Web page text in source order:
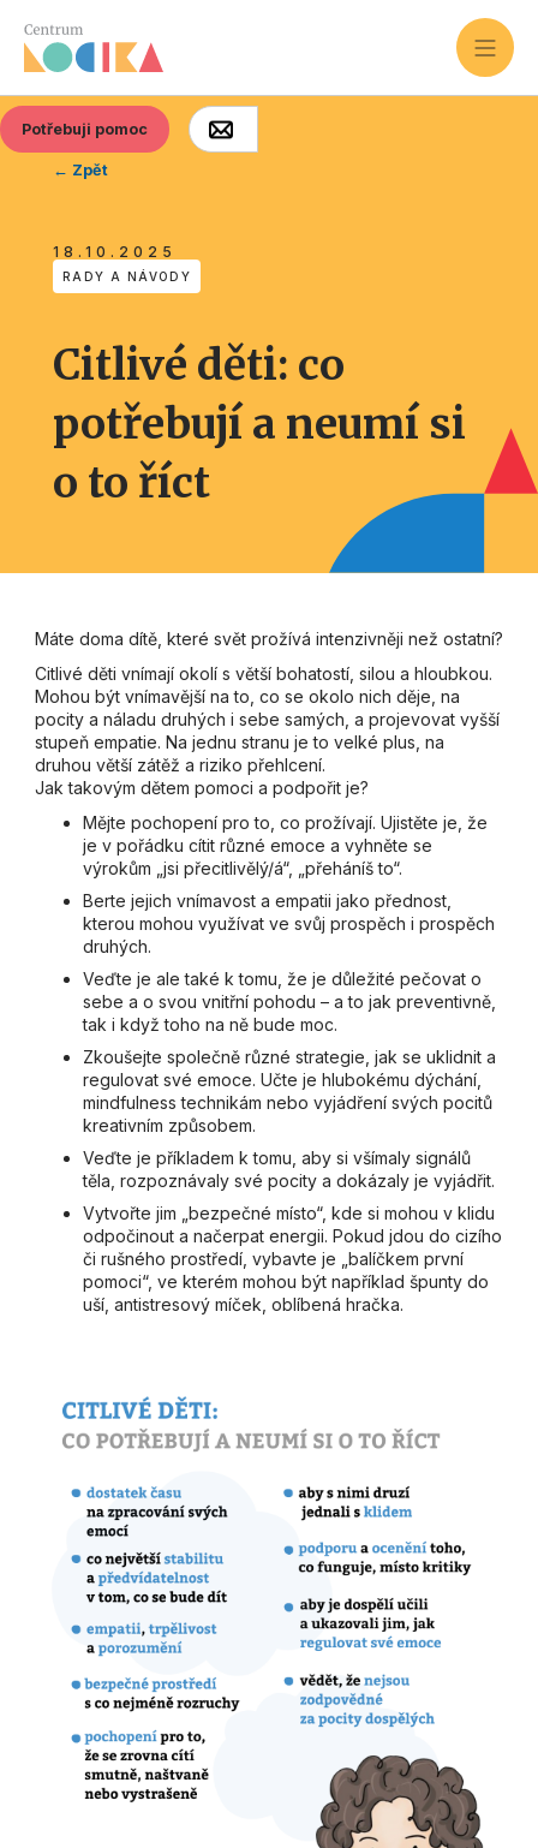
Potřebuji pomoc
← Zpět
18.10.2025
RADY A NÁVODY
Citlivé děti: co
potřebují a neumí si
o to říct
Máte doma dítě, které svět prožívá intenzivněji než ostatní?
Citlivé děti vnímají okolí s větší bohatostí, silou a hloubkou.
Mohou být vnímavější na to, co se okolo nich děje, na
pocity a náladu druhých i sebe samých, a projevovat vyšší
stupeň empatie. Na jednu stranu je to velké plus, na
druhou větší zátěž a riziko přehlcení.
Jak takovým dětem pomoci a podpořit je?
Mějte pochopení pro to, co prožívají. Ujistěte je, že
je v pořádku cítit různé emoce a vyhněte se
výrokům „jsi přecitlivělý/á“, „přeháníš to“.
Berte jejich vnímavost a empatii jako přednost,
kterou mohou využívat ve svůj prospěch i prospěch
druhých.
Veďte je ale také k tomu, že je důležité pečovat o
sebe a o svou vnitřní pohodu – a to jak preventivně,
tak i když toho na ně bude moc.
Zkoušejte společně různé strategie, jak se uklidnit a
regulovat své emoce. Učte je hlubokému dýchání,
mindfulness technikám nebo vyjádření svých pocitů
kreativním způsobem.
Veďte je příkladem k tomu, aby si všímaly signálů
těla, rozpoznávaly své pocity a dokázaly je vyjádřit.
Vytvořte jim „bezpečné místo“, kde si mohou v klidu
odpočinout a načerpat energii. Pokud jdou do cizího
či rušného prostředí, vybavte je „balíčkem první
pomoci“, ve kterém mohou být například špunty do
uší, antistresový míček, oblíbená hračka.